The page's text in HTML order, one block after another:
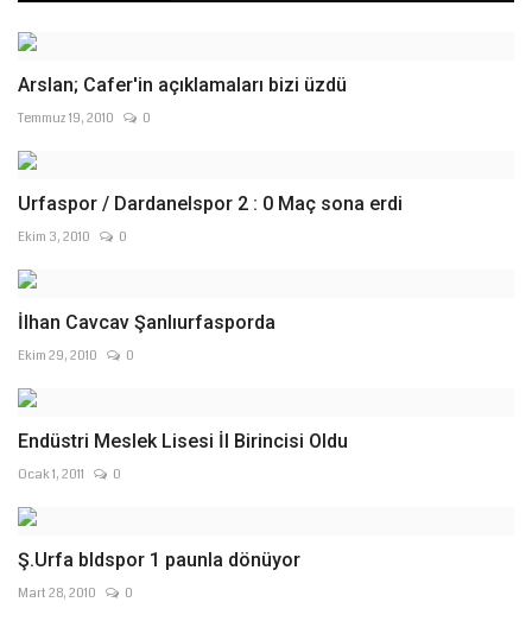
Arslan; Cafer'in açıklamaları bizi üzdü
Temmuz 19, 2010 0
Urfaspor / Dardanelspor 2 : 0 Maç sona erdi
Ekim 3, 2010 0
İlhan Cavcav Şanlıurfasporda
Ekim 29, 2010 0
Endüstri Meslek Lisesi İl Birincisi Oldu
Ocak 1, 2011 0
Ş.Urfa bldspor 1 paunla dönüyor
Mart 28, 2010 0